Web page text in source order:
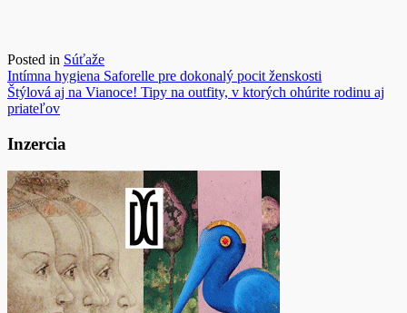
Posted in Súťaže
Navigácia
v
Intímna hygiena Saforelle pre dokonalý pocit ženskosti
Štýlová aj na Vianoce! Tipy na outfity, v ktorých ohúrite rodinu aj
priateľov
Inzercia